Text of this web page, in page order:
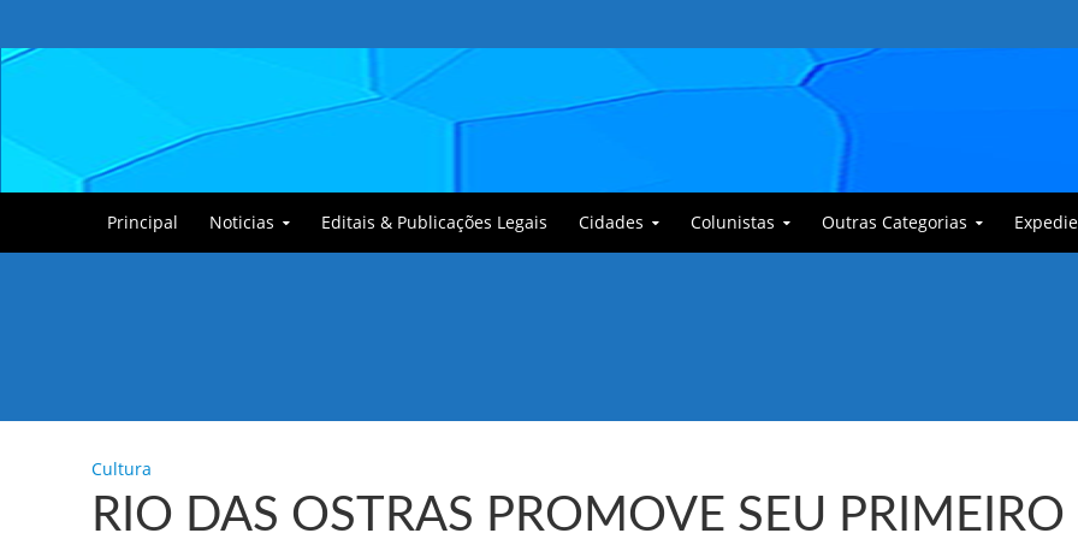
Principal Noticias Editais & Publicações Legais Cidades Colunistas Outras Categorias
Cultura
RIO DAS OSTRAS PROMOVE SEU PRIMEIRO